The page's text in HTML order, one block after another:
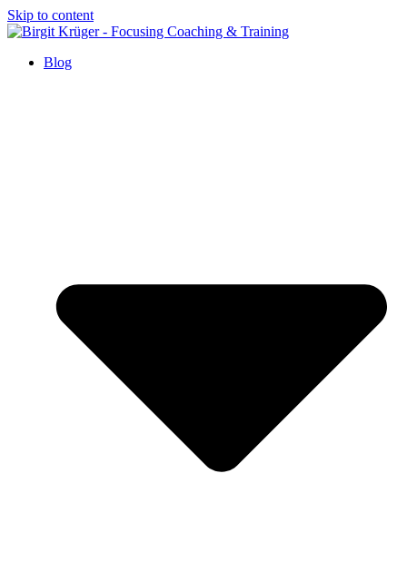
Skip to content
Blog